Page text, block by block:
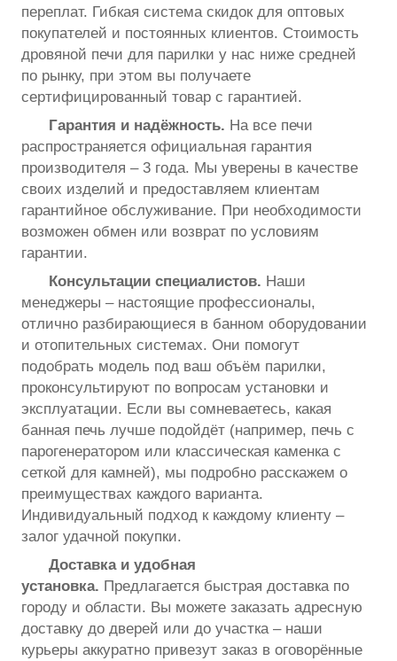
переплат. Гибкая система скидок для оптовых
покупателей и постоянных клиентов. Стоимость
дровяной печи для парилки у нас ниже средней
по рынку, при этом вы получаете
сертифицированный товар с гарантией.
Гарантия и надёжность. На все печи
распространяется официальная гарантия
производителя – 3 года. Мы уверены в качестве
своих изделий и предоставляем клиентам
гарантийное обслуживание. При необходимости
возможен обмен или возврат по условиям
гарантии.
Консультации специалистов. Наши
менеджеры – настоящие профессионалы,
отлично разбирающиеся в банном оборудовании
и отопительных системах. Они помогут
подобрать модель под ваш объём парилки,
проконсультируют по вопросам установки и
эксплуатации. Если вы сомневаетесь, какая
банная печь лучше подойдёт (например, печь с
парогенератором или классическая каменка с
сеткой для камней), мы подробно расскажем о
преимуществах каждого варианта.
Индивидуальный подход к каждому клиенту –
залог удачной покупки.
Доставка и удобная
установка. Предлагается быстрая доставка по
городу и области. Вы можете заказать адресную
доставку до дверей или до участка – наши
курьеры аккуратно привезут заказ в оговорённые